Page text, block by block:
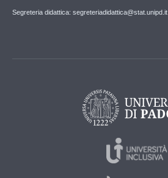
Segreteria didattica: segreteriadidattica@stat.unipd.it